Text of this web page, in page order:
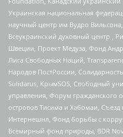
Украинская национальная
научный центр им Вудро
Всеукраинский духовный центр ,
Швеции, Проект Медуза, Фонд
Лига Свободных Наций,
Народов ПостРоссии,
Solidarus, КрымSOS, Свободный
управления, Форум гражданского
островов Тисима и Хабомаи,
Интернешнл, Фонд борьбы с
Всемирный фонд природы, BDR